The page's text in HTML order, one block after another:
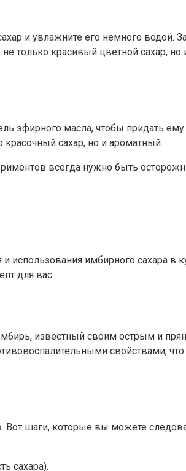
и увлажните его немного водой.
только красивый цветной сахар,
эфирного масла, чтобы придать ему
красочный сахар, но и ароматный.
всегда нужно быть
использования имбирного сахара в
для вас.
известный своим острым и
свойствами,
Вот шаги, которые вы можете
сахара).